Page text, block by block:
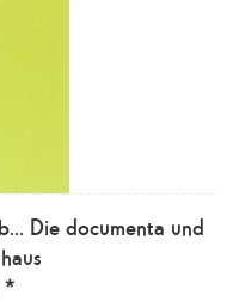
Die documenta und